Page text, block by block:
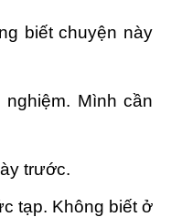
biết chuyện này
Mình cần
trước.
tạp. Không biết ở